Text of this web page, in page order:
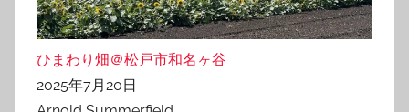
ひまわり畑＠松戸市和名ヶ谷
2025年7月20日